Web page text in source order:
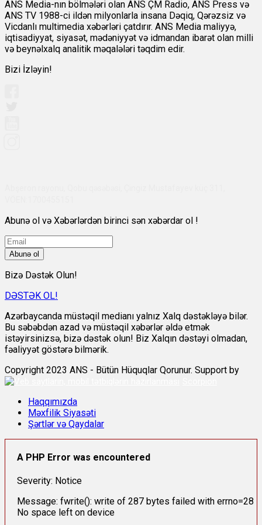
ANS Media-nın bölmələri olan ANS ÇM Radio, ANS Press və
ANS TV 1988-ci ildən milyonlarla insana Dəqiq, Qərəzsiz və
Vicdanlı multimedia xəbərləri çatdırır. ANS Media maliyyə,
iqtisadiyyat, siyasət, mədəniyyət və idmandan ibarət olan milli
və beynəlxalq analitik məqalələri təqdim edir.
Bizi İzləyin!
Abunə ol və Xəbərlərdən birinci sən xəbərdar ol !
Abunə ol
Bizə Dəstək Olun!
DƏSTƏK OL!
Azərbaycanda müstəqil medianı yalnız Xalq dəstəkləyə bilər.
Bu səbəbdən azad və müstəqil xəbərlər əldə etmək
istəyirsinizsə, bizə dəstək olun! Biz Xalqın dəstəyi olmadan,
fəaliyyət göstərə bilmərik.
Copyright 2023 ANS - Bütün Hüquqlar Qorunur. Support by
Haqqımızda
Məxfilik Siyasəti
Şərtlər və Qaydalar
A PHP Error was encountered
Severity: Notice
Message: fwrite(): write of 287 bytes failed with errno=28
No space left on device